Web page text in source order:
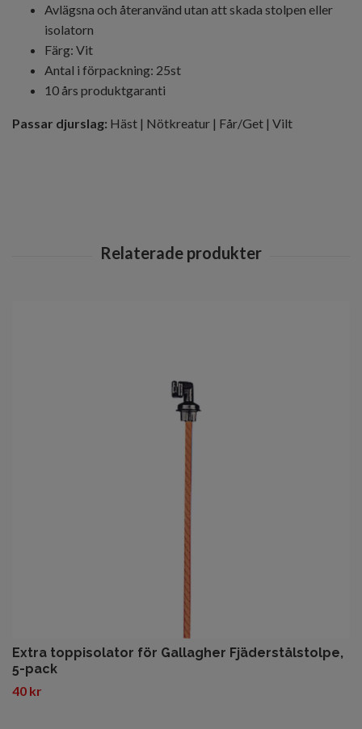
Avlägsna och återanvänd utan att skada stolpen eller
isolatorn
Färg: Vit
Antal i förpackning: 25st
10 års produktgaranti
Passar djurslag: Häst | Nötkreatur | Får/Get | Vilt
Extra toppisolator för Gallagher Fjäderstålstolpe,
5-pack
40 kr